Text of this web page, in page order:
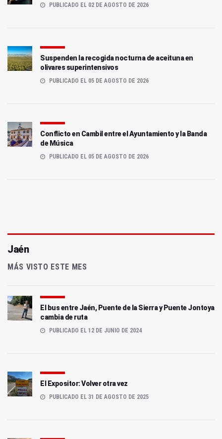
PUBLICADO EL 02 DE AGOSTO DE 2026
Suspenden la recogida nocturna de aceituna en
olivares superintensivos
PUBLICADO EL 05 DE AGOSTO DE 2026
Conflicto en Cambil entre el Ayuntamiento y la Banda
de Música
PUBLICADO EL 05 DE AGOSTO DE 2026
Jaén
MÁS VISTO ESTE MES
El bus entre Jaén, Puente de la Sierra y Puente Jontoya
cambia de ruta
PUBLICADO EL 12 DE JUNIO DE 2024
El Expositor: Volver otra vez
PUBLICADO EL 31 DE AGOSTO DE 2025